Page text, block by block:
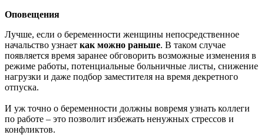
Оповещения
Лучше, если о беременности женщины непосредственное
начальство узнает как можно раньше. В таком случае
появляется время заранее обговорить возможные изменения в
режиме работы, потенциальные больничные листы, снижение
нагрузки и даже подбор заместителя на время декретного
отпуска.
И уж точно о беременности должны вовремя узнать коллеги
по работе – это позволит избежать ненужных стрессов и
конфликтов.